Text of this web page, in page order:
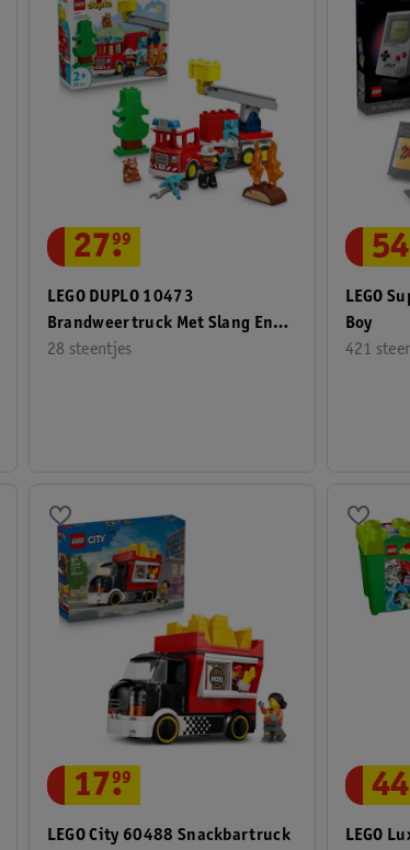
LEGO DUPLO 10473
Brandweertruck Met Slang En
Brandweerman
28 steentjes
27.
99
LEGO
Boy
421
54
LEGO City 60488 Snackbartruck
17.
99
LEGO
44